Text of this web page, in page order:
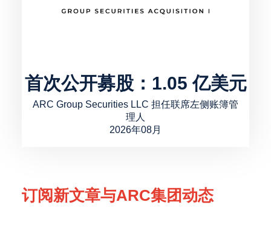
首次公开募股：1.05 亿美元
ARC Group Securities LLC 担任联席左侧账簿管
理人
2026年08月
订阅新文章与ARC集团动态